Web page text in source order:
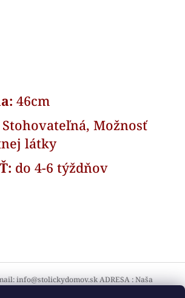
46cm
Stohovateľná, Možnosť
látky
do 4-6 týždňov
info@stolickydomov.sk ADRESA : Naša